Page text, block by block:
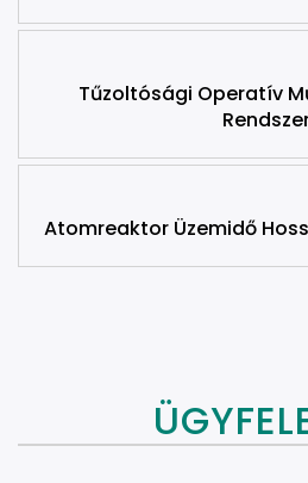
Tűzoltósági Operatív
Atomreaktor Üzemidő